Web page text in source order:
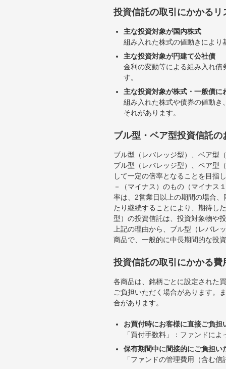
投資信託の取引にかかるリ
主な投資対象が国内株式
組み入れた株式の値動きによ
主な投資対象が円建て公社債
金利の変動等による組み入れ
す。
主な投資対象が株式・一般債
組み入れた株式や債券の値動
それがあります。
ブル型・ベア型投資信託
ブル型（レバレッジ型）、ベア型
ブル型（レバレッジ型）、ベア型
して一定の倍率となることを目指
－（マイナス）のもの（マイナス
率は、2営業日以上の期間の場合
たり継続することにより、期待し
型）の投資信託は、投資対象物や
上記の理由から、ブル型（レバレ
商品で、一般的に中長期間的な投
投資信託の取引にかかる費
各商品は、銘柄ごとに設定された
ご負担いただく場合があります。
合があります。
お買付時にお客様に直接ご負担
「買付手数料」：ファンドに
保有期間中に間接的にご負担い
「ファンドの管理費用（含む